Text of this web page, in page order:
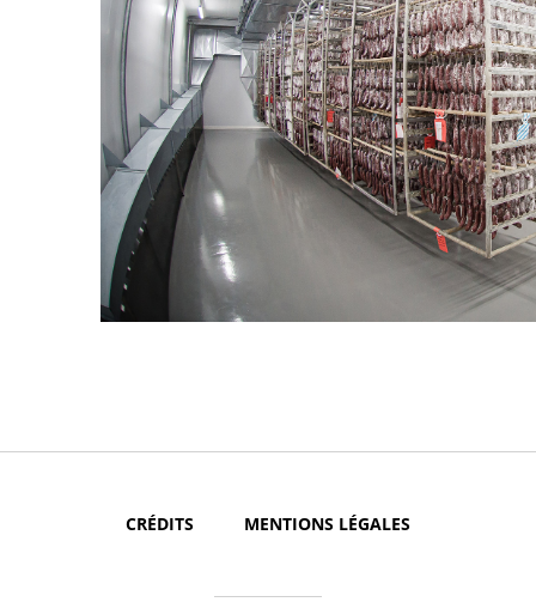
CRÉDITS MENTIONS LÉGALES